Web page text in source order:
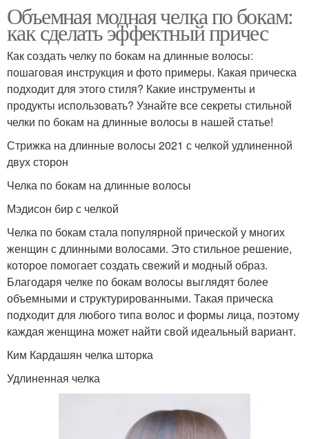
Объемная модная челка по бокам:
как сделать эффектный причес
Как создать челку по бокам на длинные волосы:
пошаговая инструкция и фото примеры. Какая прическа
подходит для этого стиля? Какие инструменты и
продукты использовать? Узнайте все секреты стильной
челки по бокам на длинные волосы в нашей статье!
Стрижка на длинные волосы 2021 с челкой удлиненной
двух сторон
Челка по бокам на длинные волосы
Мэдисон бир с челкой
Челка по бокам стала популярной прической у многих
женщин с длинными волосами. Это стильное решение,
которое помогает создать свежий и модный образ.
Благодаря челке по бокам волосы выглядят более
объемными и структурированными. Такая прическа
подходит для любого типа волос и формы лица, поэтому
каждая женщина может найти свой идеальный вариант.
Ким Кардашян челка шторка
Удлиненная челка